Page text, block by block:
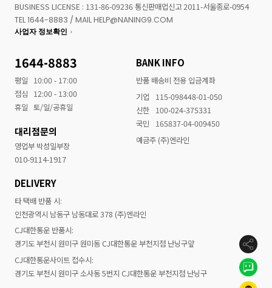
BUSINESS LICENSE : 131-86-09236 통신판매업신고 2011-서울종로-0954
TEL 1644-8883 / MAIL HELP@NANING9.COM
사업자 정보확인
1644-8883
평일
10:00 - 17:00
점심
12:00 - 13:00
휴일 토/일/공휴일
대리점문의
영업부 박성일부장
010-9114-1917
BANK INFO
반품 배송비 전용 입금계좌
기업
115-098448-01-050
신한
100-024-375331
국민
165837-04-009450
예금주 (주)엔라인
DELIVERY
타 택배 반품 시:
인천광역시 남동구 남동대로 378 (주)엔라인
CJ대한통운 반품시:
경기도 부천시 원미구 원미동 CJ대한통운 부천지점 난닝구앞
CJ대한통운사이트 접수시:
경기도 부천시 원미구 소사동 5번지 CJ대한통운 부천지점 난닝구